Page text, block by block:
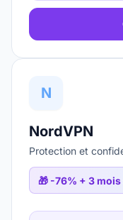
N
NordVPN
Protection et
🎁 -76% + 3